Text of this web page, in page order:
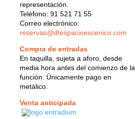
representación.
Teléfono: 91 521 71 55
Correo electrónico:
reservas@dtespacioescenico.com
Compra de entradas
En taquilla, sujeta a aforo, desde
media hora antes del comienzo de la
función. Únicamente pago en
metálico.
Venta anticipada